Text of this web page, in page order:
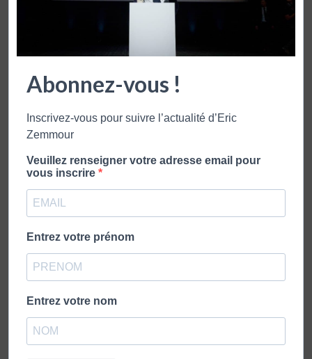
Abonnez-vous !
Inscrivez-vous pour suivre l’actualité d’Eric
Zemmour
Veuillez renseigner votre adresse email pour
vous inscrire
Entrez votre prénom
Entrez votre nom